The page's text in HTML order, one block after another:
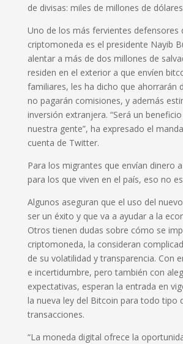
de divisas: miles de millones de
Uno de los más fervientes defensores
criptomoneda es el presidente Nayib
alentar a más de dos millones de
residen en el exterior a que envíen
familiares, les ha dicho que ahorrarán
no pagarán comisiones, y además
inversión extranjera. “Será un
nuestra gente”, ha expresado el
cuenta de Twitter.
Para los migrantes que envían dinero
para los que viven en el país, eso no
Algunos aseguran que el uso del
ser un éxito y que va a ayudar a la
Otros tienen dudas sobre cómo se
criptomoneda, la consideran
de su volatilidad y transparencia. Con
e incertidumbre, pero también con
expectativas, esperan la entrada en
la nueva ley del Bitcoin para todo tipo
transacciones.
“La moneda digital ofrece la